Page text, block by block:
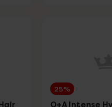
25%
Q+A Intense